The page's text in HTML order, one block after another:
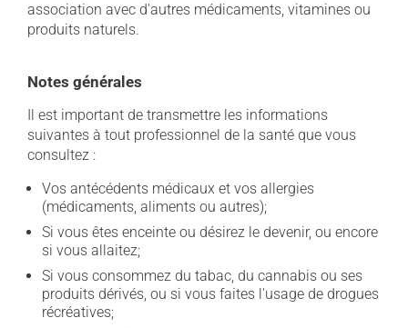
association avec d'autres médicaments, vitamines ou
produits naturels.
Notes générales
Il est important de transmettre les informations
suivantes à tout professionnel de la santé que vous
consultez :
Vos antécédents médicaux et vos allergies
(médicaments, aliments ou autres);
Si vous êtes enceinte ou désirez le devenir, ou encore
si vous allaitez;
Si vous consommez du tabac, du cannabis ou ses
produits dérivés, ou si vous faites l'usage de drogues
récréatives;